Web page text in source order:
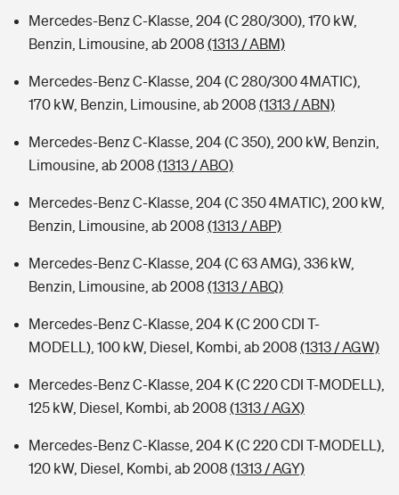
Mercedes-Benz C-Klasse, 204 (C 280/300), 170 kW,
Benzin, Limousine, ab 2008 (1313 / ABM)
Mercedes-Benz C-Klasse, 204 (C 280/300 4MATIC),
170 kW, Benzin, Limousine, ab 2008 (1313 / ABN)
Mercedes-Benz C-Klasse, 204 (C 350), 200 kW, Benzin,
Limousine, ab 2008 (1313 / ABO)
Mercedes-Benz C-Klasse, 204 (C 350 4MATIC), 200 kW,
Benzin, Limousine, ab 2008 (1313 / ABP)
Mercedes-Benz C-Klasse, 204 (C 63 AMG), 336 kW,
Benzin, Limousine, ab 2008 (1313 / ABQ)
Mercedes-Benz C-Klasse, 204 K (C 200 CDI T-
MODELL), 100 kW, Diesel, Kombi, ab 2008 (1313 / AGW)
Mercedes-Benz C-Klasse, 204 K (C 220 CDI T-MODELL),
125 kW, Diesel, Kombi, ab 2008 (1313 / AGX)
Mercedes-Benz C-Klasse, 204 K (C 220 CDI T-MODELL),
120 kW, Diesel, Kombi, ab 2008 (1313 / AGY)